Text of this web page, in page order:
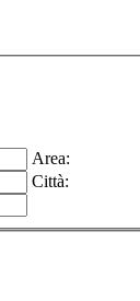
Area:
Città: